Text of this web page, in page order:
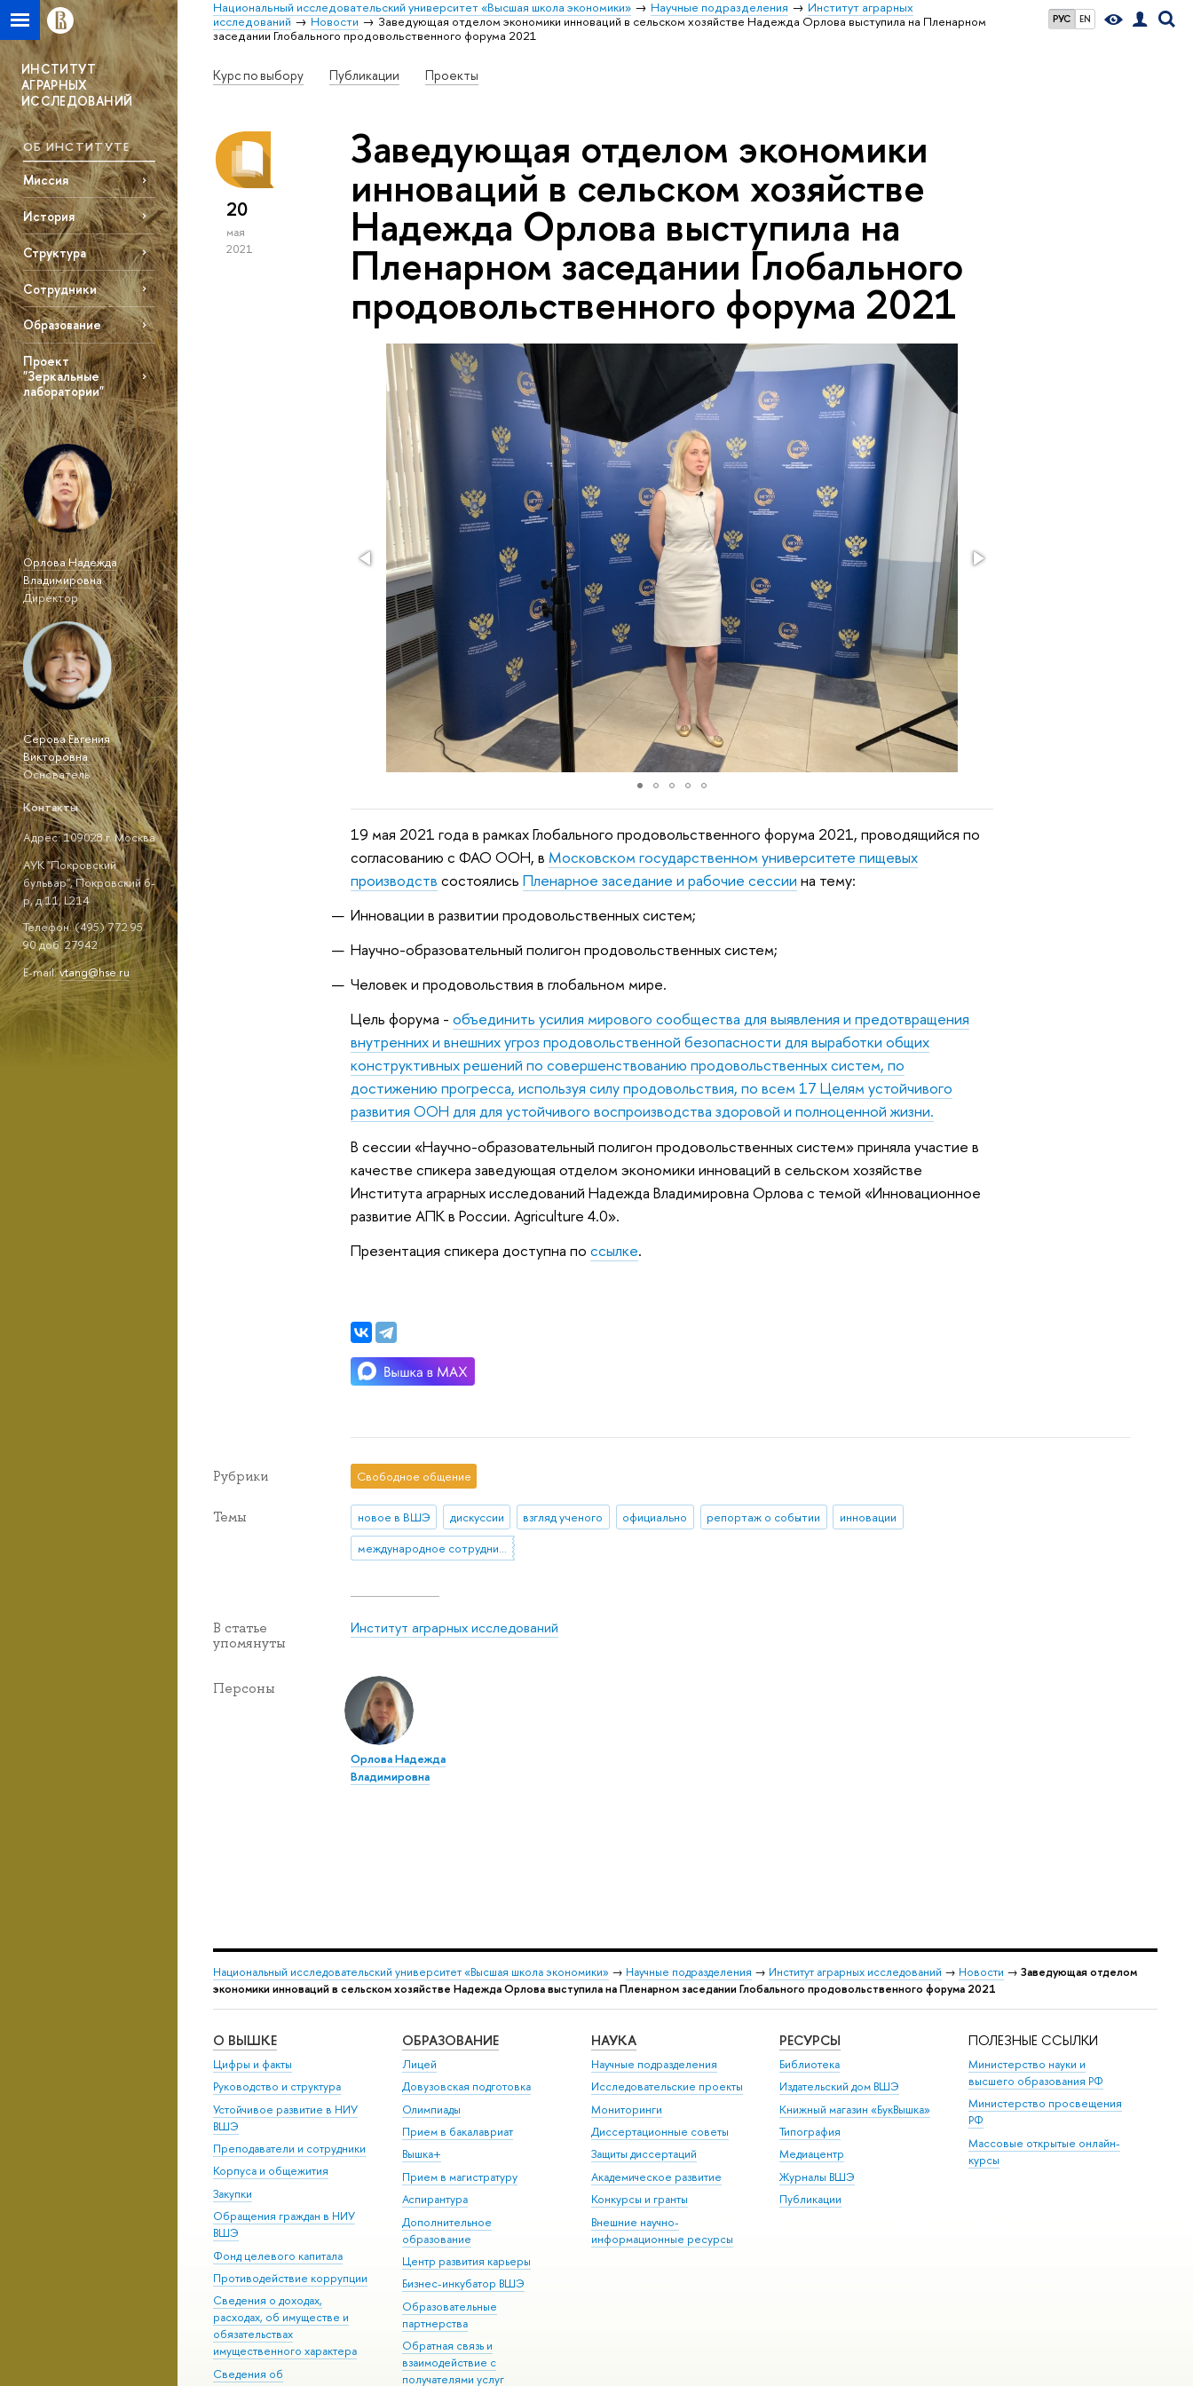
РУС EN
Национальный исследовательский университет «Высшая школа экономики» Научные подразделения
Институт аграрных
исследований
Новости
Заведующая отделом экономики инноваций в сельском хозяйстве Надежда Орлова выступила на Пленарном
заседании Глобального продовольственного форума 2021
ИНСТИТУТ
АГРАРНЫХ
ИССЛЕДОВАНИЙ
ОБ ИНСТИТУТЕ
Миссия
История
Структура
Сотрудники
Образование
Проект
"Зеркальные
лаборатории"
Орлова Надежда
Владимировна
Директор
Серова Евгения
Викторовна
Основатель
Контакты
Адрес: 109028 г. Москва
АУК "Покровский
бульвар", Покровский б-
р, д.11, L214
Телефон: (495) 772 95
90 доб. 27942
E-mail:vtang@hse.ru
Курс по выбору Публикации Проекты
20
мая
2021
Заведующая отделом экономики
инноваций в сельском хозяйстве
Надежда Орлова выступила на
Пленарном заседании Глобального
продовольственного форума 2021
19 мая 2021 года в рамках Глобального продовольственного форума 2021, проводящийся по
согласованию с ФАО ООН, в Московском государственном университете пищевых
производств состоялисьПленарное заседание и рабочие сессии на тему:
Инновации в развитии продовольственных систем;
Научно-образовательный полигон продовольственных систем;
Человек и продовольствия в глобальном мире.
Цель форума -объединить усилия мирового сообщества для выявления и предотвращения
внутренних и внешних угроз продовольственной безопасности для выработки общих
конструктивных решений по совершенствованию продовольственных систем, по
достижению прогресса, используя силу продовольствия, по всем 17 Целям устойчивого
развития ООН для для устойчивого воспроизводства здоровой и полноценной жизни.
В сессии «Научно-образовательный полигон продовольственных систем» приняла участие в
качестве спикера заведующая отделом экономики инноваций в сельском хозяйстве
Института аграрных исследований Надежда Владимировна Орлова с темой «Инновационное
развитие АПК в России. Agriculture 4.0».
Презентация спикера доступна поссылке.
Рубрики Свободное общение
Темы новое в ВШЭ дискуссии взгляд ученого официально репортаж о событии
инновации
международное сотрудничество
В статье
упомянуты
Институт аграрных исследований
Персоны
Орлова Надежда
Владимировна
Национальный исследовательский университет «Высшая школа экономики» → Научные подразделения → Институт аграрных исследований → Новости → Заведующая отделом
экономики инноваций в сельском хозяйстве Надежда Орлова выступила на Пленарном заседании Глобального продовольственного форума 2021
О ВЫШКЕ
Цифры и факты
Руководство и структура
Устойчивое развитие в НИУ
ВШЭ
Преподаватели и сотрудники
Корпуса и общежития
Закупки
Обращения граждан в НИУ
ВШЭ
Фонд целевого капитала
Противодействие коррупции
Сведения о доходах,
расходах, об имуществе и
обязательствах
имущественного характера
Сведения об
ОБРАЗОВАНИЕ
Лицей
Довузовская подготовка
Олимпиады
Прием в бакалавриат
Вышка+
Прием в магистратуру
Аспирантура
Дополнительное
образование
Центр развития карьеры
Бизнес-инкубатор ВШЭ
Образовательные
партнерства
Обратная связь и
взаимодействие с
получателями услуг
НАУКА
Научные подразделения
Исследовательские проекты
Мониторинги
Диссертационные советы
Защиты диссертаций
Академическое развитие
Конкурсы и гранты
Внешние научно-
информационные ресурсы
РЕСУРСЫ
Библиотека
Издательский дом ВШЭ
Книжный магазин «БукВышка»
Типография
Медиацентр
Журналы ВШЭ
Публикации
ПОЛЕЗНЫЕ ССЫЛКИ
Министерство науки и
высшего образования РФ
Министерство просвещения
РФ
Массовые открытые онлайн-
курсы